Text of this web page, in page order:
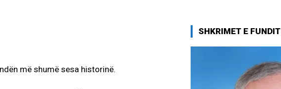
më shumë sesa historinë.
SHKRIMET E FUNDIT